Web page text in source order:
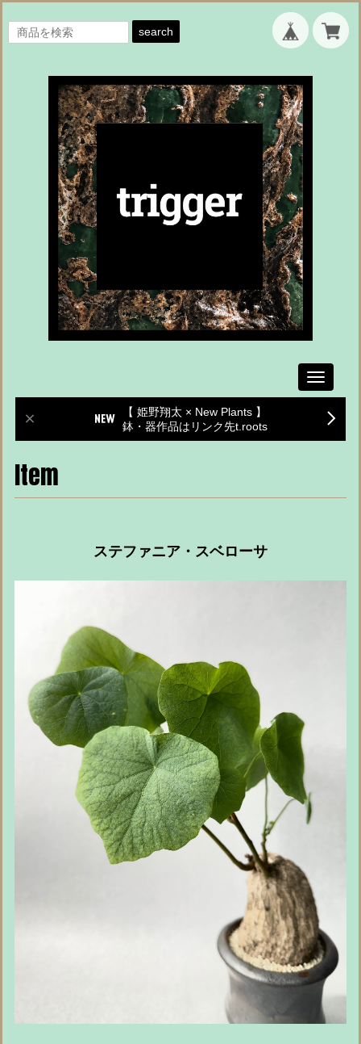
search
Toggle
【 姫野翔太 × New Plants 】
鉢・器作品はリンク先t.roots
Item
ステファニア・スベローサ